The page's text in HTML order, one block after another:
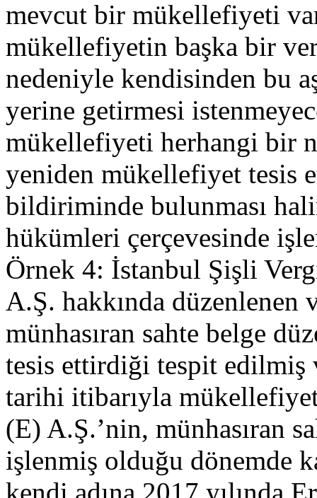
mevcut bir mükellefiyeti
mükellefiyetin başka bir
nedeniyle kendisinden bu
yerine getirmesi
mükellefiyeti herhangi bir
yeniden mükellefiyet tesis
bildiriminde bulunması
hükümleri çerçevesinde
Örnek 4: İstanbul Şişli
A.Ş. hakkında düzenlenen
münhasıran sahte belge
tesis ettirdiği tespit edilmiş
tarihi itibarıyla
(E) A.Ş.’nin, münhasıran
işlenmiş olduğu dönemde